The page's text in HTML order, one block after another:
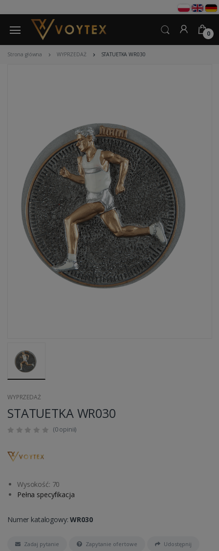
0
Strona główna WYPRZEDAŻ STATUETKA WR030
WYPRZEDAŻ
STATUETKA WR030
(0 opinii)
Wysokość: 70
Pełna specyfikacja
Numer katalogowy:WR030
Zadaj pytanie Zapytanie ofertowe Udostępnij